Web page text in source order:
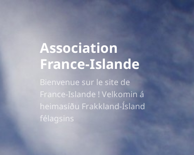
Association
France-Islande
Bienvenue sur le site de
France-Islande ! Velkomin á
heimasíðu Frakkland-Ísland
félagsins